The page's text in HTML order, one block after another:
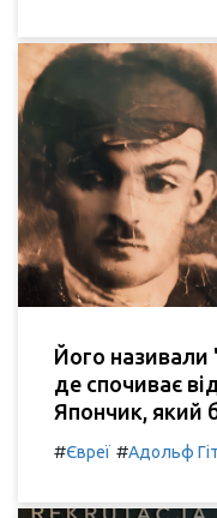
Його
де спочиває
Япончик, який
#Євреї #Адольф